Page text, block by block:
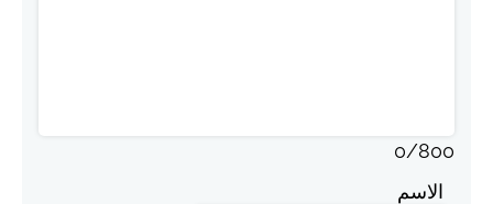
0/800
الاسم